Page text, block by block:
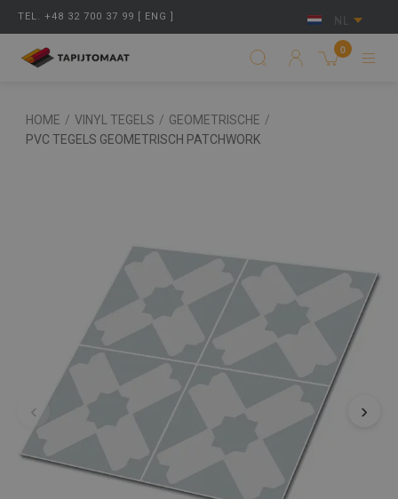
TEL. +48 32 700 37 99 [ ENG ] NL
0
HOME / VINYL TEGELS / GEOMETRISCHE /
PVC TEGELS GEOMETRISCH PATCHWORK
‹ ›